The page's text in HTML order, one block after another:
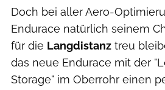
Doch bei aller Aero-
Endurace natürlich seinem
für die Langdistanz treu
das neue Endurace mit der
Storage" im Oberrohr einen